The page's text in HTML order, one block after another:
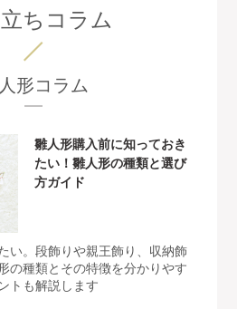
ちコラム
形コラム
雛人形購入前に知っておき
たい！雛人形の種類と選び
方ガイド
い。段飾りや親王飾り、収納飾
の種類とその特徴を分かりやす
トも解説します